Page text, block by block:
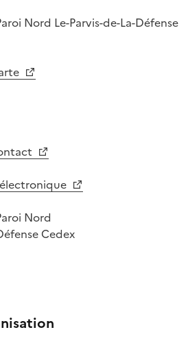
Nord Le-Parvis-de-La-Défense
Nord
Cedex